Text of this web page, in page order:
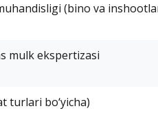
(bino va
mulk ekspertizasi
turlari bo‘yicha)